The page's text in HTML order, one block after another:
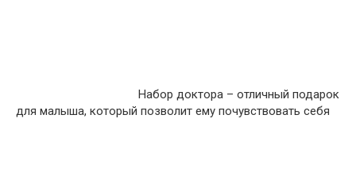
Набор доктора – отличный подарок
для малыша, который позволит ему почувствовать себя